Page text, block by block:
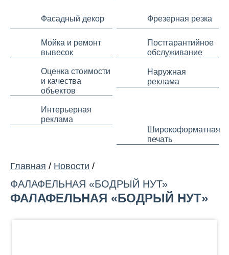
Фасадный декор Фрезерная резка
Мойка и ремонт
вывесок
Постгарантийное
обслуживание
Оценка стоимости
и качества
объектов
Наружная
реклама
Интерьерная
реклама
Широкоформатная
печать
Главная / Новости /
ФАЛАФЕЛЬНАЯ «БОДРЫЙ НУТ»
ФАЛАФЕЛЬНАЯ «БОДРЫЙ НУТ»